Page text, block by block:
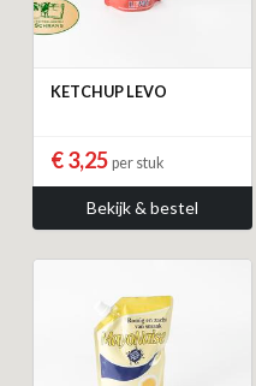
KETCHUP LEVO
€ 3,25 per stuk
Bekijk & bestel